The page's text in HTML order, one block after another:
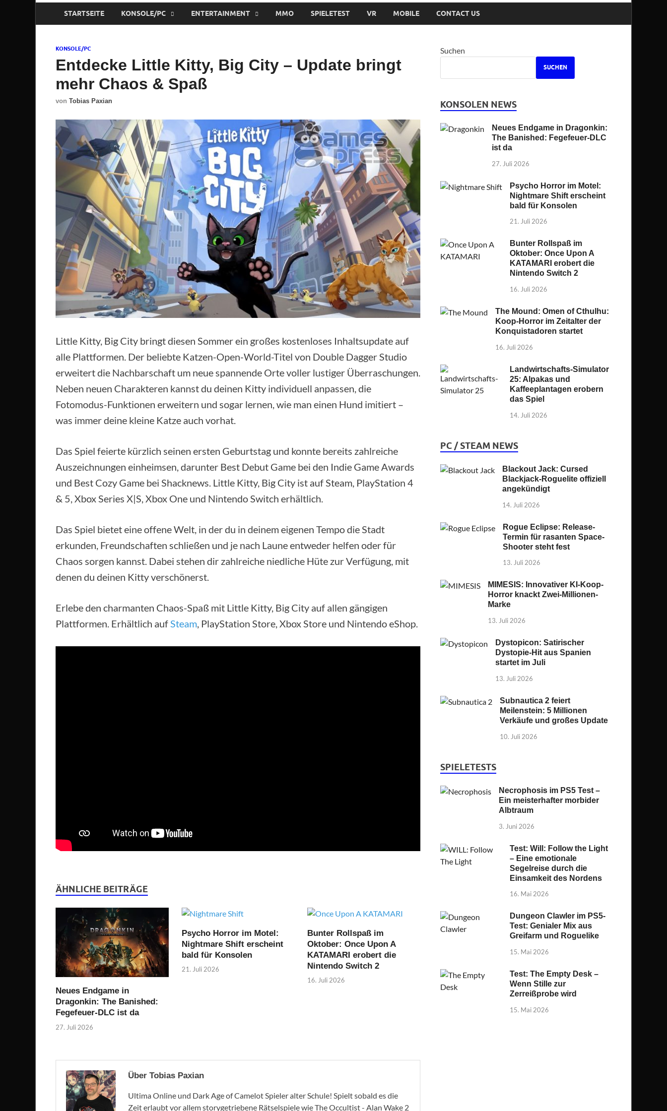
STARTSEITE KONSOLE/PC ENTERTAINMENT MMO SPIELETEST VR MOBILE CONTACT US
KONSOLE/PC
Entdecke Little Kitty, Big City – Update bringt
mehr Chaos & Spaß
von Tobias Paxian
Little Kitty, Big City bringt diesen Sommer ein großes kostenloses Inhaltsupdate auf
alle Plattformen. Der beliebte Katzen-Open-World-Titel von Double Dagger Studio
erweitert die Nachbarschaft um neue spannende Orte voller lustiger Überraschungen.
Neben neuen Charakteren kannst du deinen Kitty individuell anpassen, die
Fotomodus-Funktionen erweitern und sogar lernen, wie man einen Hund imitiert –
was immer deine kleine Katze auch vorhat.
Das Spiel feierte kürzlich seinen ersten Geburtstag und konnte bereits zahlreiche
Auszeichnungen einheimsen, darunter Best Debut Game bei den Indie Game Awards
und Best Cozy Game bei Shacknews. Little Kitty, Big City ist auf Steam, PlayStation 4
& 5, Xbox Series X|S, Xbox One und Nintendo Switch erhältlich.
Das Spiel bietet eine offene Welt, in der du in deinem eigenen Tempo die Stadt
erkunden, Freundschaften schließen und je nach Laune entweder helfen oder für
Chaos sorgen kannst. Dabei stehen dir zahlreiche niedliche Hüte zur Verfügung, mit
denen du deinen Kitty verschönerst.
Erlebe den charmanten Chaos-Spaß mit Little Kitty, Big City auf allen gängigen
Plattformen. Erhältlich aufSteam, PlayStation Store, Xbox Store und Nintendo eShop.
ÄHNLICHE BEITRÄGE
Neues Endgame in
Dragonkin: The Banished:
Fegefeuer-DLC ist da
27. Juli 2026
Psycho Horror im Motel:
Nightmare Shift erscheint
bald für Konsolen
21. Juli 2026
Bunter Rollspaß im
Oktober: Once Upon A
KATAMARI erobert die
Nintendo Switch 2
16. Juli 2026
Über Tobias Paxian
Ultima Online und Dark Age of Camelot Spieler alter Schule! Spielt sobald es die
Zeit erlaubt vor allem storygetriebene Rätselspiele wie The Occultist - Alan Wake 2
Suchen
SUCHEN
KONSOLEN NEWS
Neues Endgame in Dragonkin:
The Banished: Fegefeuer-DLC
ist da
27. Juli 2026
Psycho Horror im Motel:
Nightmare Shift erscheint
bald für Konsolen
21. Juli 2026
Bunter Rollspaß im
Oktober: Once Upon A
KATAMARI erobert die
Nintendo Switch 2
16. Juli 2026
The Mound: Omen of Cthulhu:
Koop-Horror im Zeitalter der
Konquistadoren startet
16. Juli 2026
Landwirtschafts-Simulator
25: Alpakas und
Kaffeeplantagen erobern
das Spiel
14. Juli 2026
PC / STEAM NEWS
Blackout Jack: Cursed
Blackjack-Roguelite offiziell
angekündigt
14. Juli 2026
Rogue Eclipse: Release-
Termin für rasanten Space-
Shooter steht fest
13. Juli 2026
MIMESIS: Innovativer KI-Koop-
Horror knackt Zwei-Millionen-
Marke
13. Juli 2026
Dystopicon: Satirischer
Dystopie-Hit aus Spanien
startet im Juli
13. Juli 2026
Subnautica 2 feiert
Meilenstein: 5 Millionen
Verkäufe und großes Update
10. Juli 2026
SPIELETESTS
Necrophosis im PS5 Test –
Ein meisterhafter morbider
Albtraum
3. Juni 2026
Test: Will: Follow the Light
– Eine emotionale
Segelreise durch die
Einsamkeit des Nordens
16. Mai 2026
Dungeon Clawler im PS5-
Test: Genialer Mix aus
Greifarm und Roguelike
15. Mai 2026
Test: The Empty Desk –
Wenn Stille zur
Zerreißprobe wird
15. Mai 2026